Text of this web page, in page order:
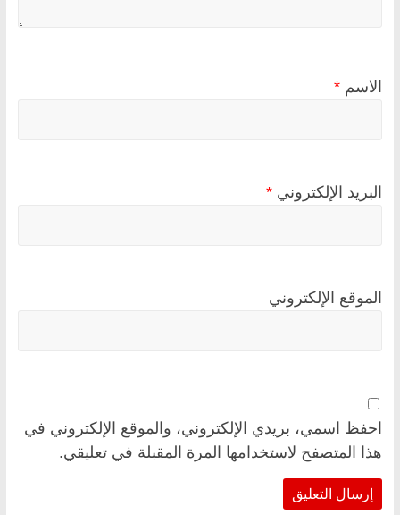
الاسم *
البريد الإلكتروني *
الموقع الإلكتروني
احفظ اسمي، بريدي الإلكتروني، والموقع الإلكتروني في
هذا المتصفح لاستخدامها المرة المقبلة في تعليقي.